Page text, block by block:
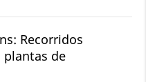
Recorridos
plantas de